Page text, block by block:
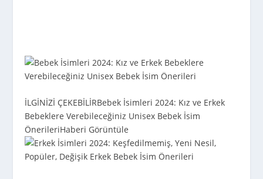
İLGİNİZİ ÇEKEBİLİRBebek İsimleri 2024: Kız ve Erkek
Bebeklere Verebileceğiniz Unisex Bebek İsim
ÖnerileriHaberi Görüntüle